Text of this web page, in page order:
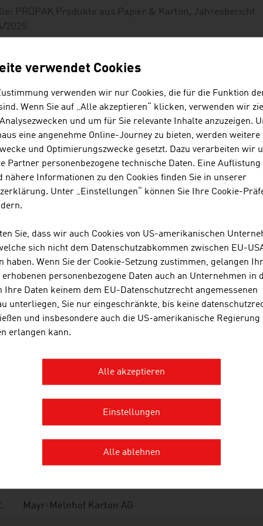
PROPAK Produkte aus Papier & Karton, Jahresbericht
2025
PROPAK Produkte aus Papier & Karton, Jahresbericht
1.457 Mio. Euro
und Exporte nach Produktgruppen der Papier
in Mio.
Vollpappekartonagen
und Wellpappeverpackungen
und Organisationsmittel
zehn größten Unternehmen der Papierindustrie
Nettoumsatz in Mio. Euro (2025)
Mayr-Melnhof Karton AG
verwendet Cookies
verwenden wir nur Cookies, die für die Funktion
Wenn Sie auf „Alle akzeptieren“ klicken, verwenden wir
und um für Sie relevante Inhalte anzuzeigen.
eine angenehme Online-Journey zu bieten, werden weitere
und Optimierungszwecke gesetzt. Dazu verarbeiten wir
Partner personenbezogene technische Daten. Eine Auflistung
nähere Informationen zu den Cookies finden Sie in unserer
Unter „Einstellungen“ können Sie Ihre Cookie-
Sie, dass wir auch Cookies von US-amerikanischen
sich nicht dem Datenschutzabkommen zwischen EU-
haben. Wenn Sie der Cookie-Setzung zustimmen, gelangen
erhobenen personenbezogene Daten auch an Unternehmen in
Ihre Daten keinem dem EU-Datenschutzrecht angemessenen
unterliegen, Sie nur eingeschränkte, bis keine
und insbesondere auch die US-amerikanische Regierung
erlangen kann.
Alle akzeptieren
Einstellungen
Alle ablehnen